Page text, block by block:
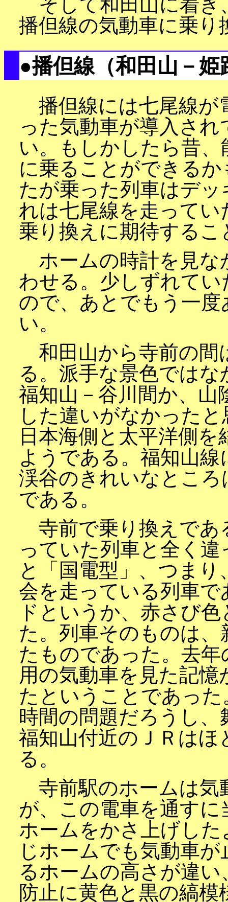
そして和田山に着き
播但線の気動車に乗り
●播但線（和田山－姫
播但線には七尾線が
った気動車が導入さ
い。もしかしたら昔
に乗ることができる
たが乗った列車はデ
れは七尾線を走って
乗り換えに期待するこ
ホームの時計を見な
わせる。少しずれて
ので、あとでもう一
い。
和田山から寺前の間
る。派手な景色では
福知山－谷川間か、山
した違いがなかった
日本海側と太平洋側
ようである。福知山
渓谷のきれいなとこ
である。
寺前で乗り換えであ
っていた列車と全く
と「国電型」、つま
会を走っている列車
ドというか、赤さび
た。列車そのものは
たものであった。去
用の気動車を見た記
たということであっ
時間の問題だろうし
福知山付近のＪＲは
る。
寺前駅のホームは気
が、この電車を通す
ホームをかさ上げし
じホームでも気動車
るホームの高さが違
防止に黄色と黒の縞